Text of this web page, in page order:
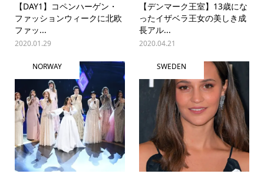
【DAY1】コペンハーゲン・
ファッションウィークに北欧
ファッ...
2020.01.29
【デンマーク王室】13歳にな
ったイザベラ王女の美しき成
長アル...
2020.04.21
NORWAY SWEDEN